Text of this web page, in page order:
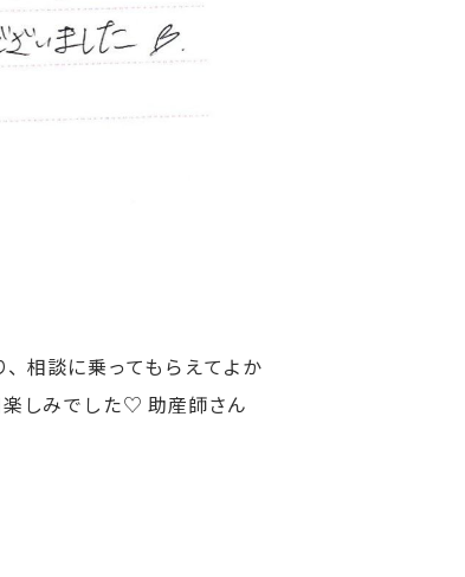
相談に乗ってもらえてよか
しみでした♡ 助産師さん